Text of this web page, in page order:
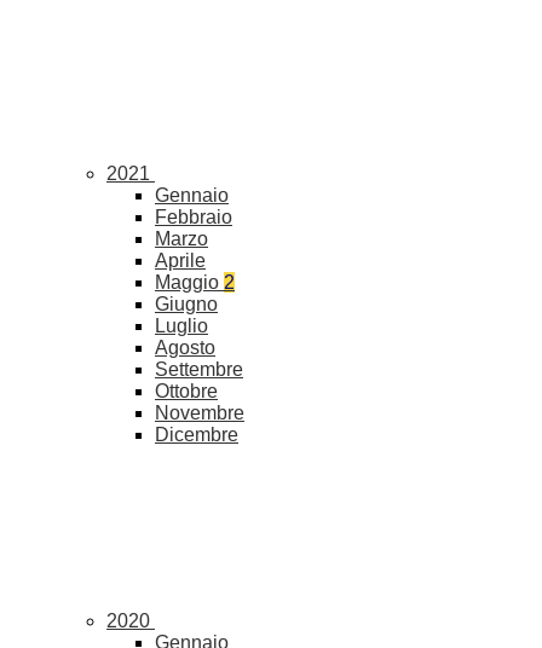
2021
Gennaio
Febbraio
Marzo
Aprile
Maggio 2
Giugno
Luglio
Agosto
Settembre
Ottobre
Novembre
Dicembre
2020
Gennaio